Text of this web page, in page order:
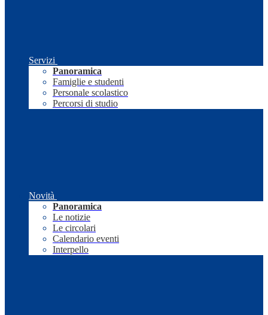
Servizi
Panoramica
Famiglie e studenti
Personale scolastico
Percorsi di studio
Novità
Panoramica
Le notizie
Le circolari
Calendario eventi
Interpello